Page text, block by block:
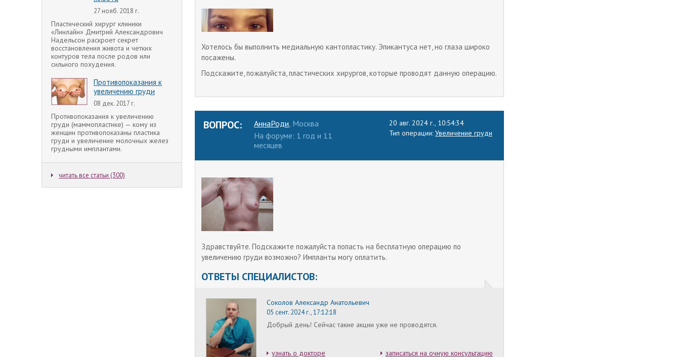
27 нояб. 2018 г.
Пластический хирург клиники
«Линлайн» Дмитрий Александрович
Надельсон раскроет секрет
восстановления живота и четких
контуров тела после родов или
сильного похудения.
Противопоказания к
увеличению груди
08 дек. 2017 г.
Противопоказания к увеличению
груди (маммопластике) — кому из
женщин противопоказаны пластика
груди и увеличение молочных желез
грудными имплантами.
читать все статьи (300)
Хотелось бы выполнить медиальную кантопластику. Эпикантуса нет, но глаза широко
посажены.
Подскажите, пожалуйста, пластических хирургов, которые проводят данную операцию.
ВОПРОС: АннаРоди , Москва
На форуме: 1 год и 11
месяцев
20 авг. 2024 г., 10:54:34
Тип операции: Увеличение груди
Здравствуйте. Подскажите пожалуйста попасть на бесплатную операцию по
увеличению груди возможно? Импланты могу оплатить.
ОТВЕТЫ СПЕЦИАЛИСТОВ:
Соколов Александр Анатольевич
05 сент. 2024 г., 17:12:18
Добрый день! Сейчас такие акции уже не проводятся.
узнать о докторе записаться на очную консультацию